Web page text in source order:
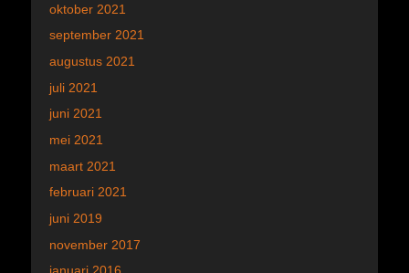
oktober 2021
september 2021
augustus 2021
juli 2021
juni 2021
mei 2021
maart 2021
februari 2021
juni 2019
november 2017